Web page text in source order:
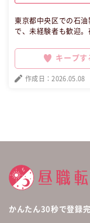
東京都中央区での石
で、未経験者も歓迎
やコンビニも充実。シ
イベートも大切にし
kジュ職場での仕事を
職求人は東京都中央区
キープす
作成日：2026.05.08
かんたん30秒で登録